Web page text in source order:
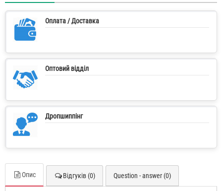
Оплата / Доставка
Оптовий відділ
Дропшиппінг
Опис Відгуків (0) Question - answer (0)